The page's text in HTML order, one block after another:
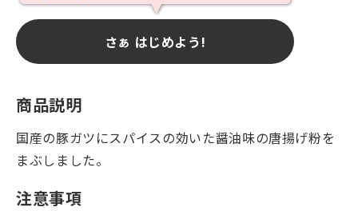
さぁ はじめよう!
商品説明
国産の豚ガツにスパイスの効いた醤油味の唐揚げ粉を
まぶしました。
注意事項